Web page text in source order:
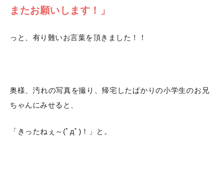
またお願いします！」
っと、有り難いお言葉を頂きました！！
奥様、汚れの写真を撮り、帰宅したばかりの小学生のお兄
ちゃんにみせると、
「きったねぇ～(ﾟдﾟ)！」と。